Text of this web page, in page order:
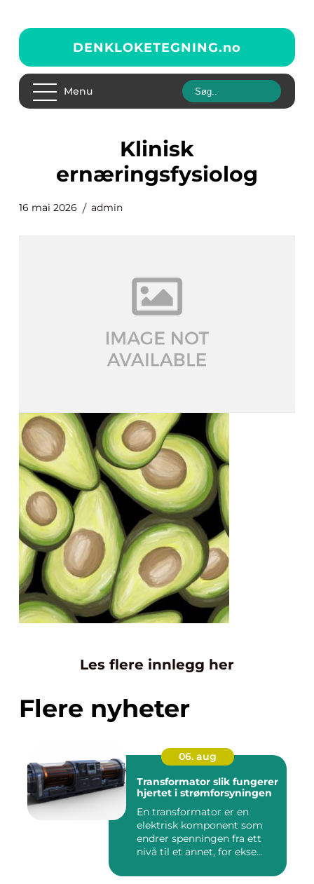
DENKLOKETEGNING.no
Menu
klinisk
ernæringsfysiolog
16 mai 2026 admin
Les flere innlegg her
Flere nyheter
06. aug
Transformator slik fungerer
hjertet i strømforsyningen
En transformator er en
elektrisk komponent som
endrer spenningen fra ett
nivå til et annet, for ekse...